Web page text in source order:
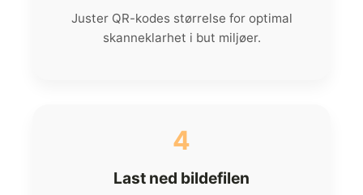
Juster QR-kodes størrelse for optimal
skanneklarhet i but miljøer.
4
Last ned bildefilen